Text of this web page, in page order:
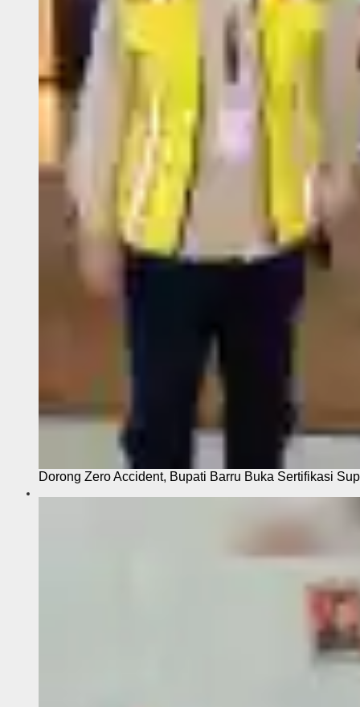
Dorong Zero Accident, Bupati Barru Buka Sertifikasi